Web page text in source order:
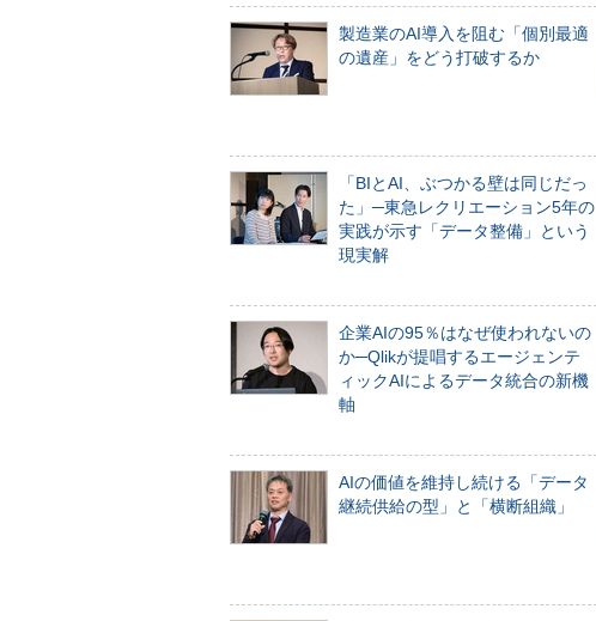
製造業のAI導入を阻む「個別最適
の遺産」をどう打破するか
「BIとAI、ぶつかる壁は同じだっ
た」─東急レクリエーション5年の
実践が示す「データ整備」という
現実解
企業AIの95％はなぜ使われないの
か─Qlikが提唱するエージェンテ
ィックAIによるデータ統合の新機
軸
AIの価値を維持し続ける「データ
継続供給の型」と「横断組織」